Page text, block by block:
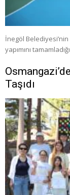
İnegöl
yapımını
Taşıdı